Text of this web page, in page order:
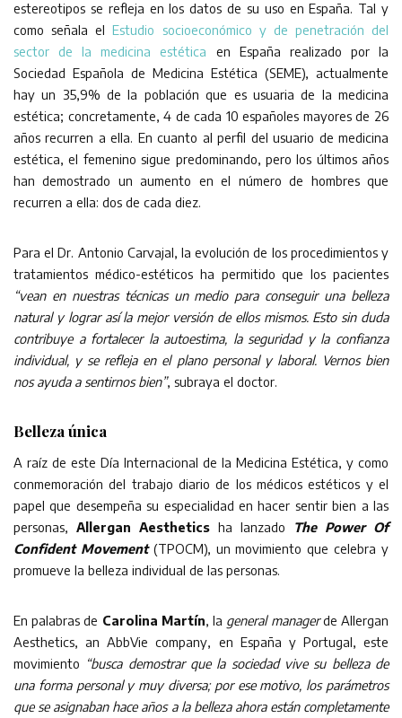
estereotipos se refleja en los datos de su uso en España. Tal y
como señala elEstudio socioeconómico y de penetración del
sector de la medicina estética en España realizado por la
Sociedad Española de Medicina Estética (SEME), actualmente
hay un 35,9% de la población que es usuaria de la medicina
estética; concretamente, 4 de cada 10 españoles mayores de 26
años recurren a ella. En cuanto al perfil del usuario de medicina
estética, el femenino sigue predominando, pero los últimos años
han demostrado un aumento en el número de hombres que
recurren a ella: dos de cada diez.
Para el Dr. Antonio Carvajal, la evolución de los procedimientos y
tratamientos médico-estéticos ha permitido que los pacientes
“vean en nuestras técnicas un medio para conseguir una belleza
natural y lograr así la mejor versión de ellos mismos. Esto sin duda
contribuye a fortalecer la autoestima, la seguridad y la confianza
individual, y se refleja en el plano personal y laboral. Vernos bien
nos ayuda a sentirnos bien”, subraya el doctor.
Belleza única
A raíz de este Día Internacional de la Medicina Estética, y como
conmemoración del trabajo diario de los médicos estéticos y el
papel que desempeña su especialidad en hacer sentir bien a las
personas, Allergan Aesthetics ha lanzado
The Power Of
Confident Movement (TPOCM), un movimiento que celebra y
promueve la belleza individual de las personas.
En palabras de Carolina Martín, la general managerde Allergan
Aesthetics, an AbbVie company, en España y Portugal, este
movimiento “busca demostrar que la sociedad vive su belleza de
una forma personal y muy diversa; por ese motivo, los parámetros
que se asignaban hace años a la belleza ahora están completamente